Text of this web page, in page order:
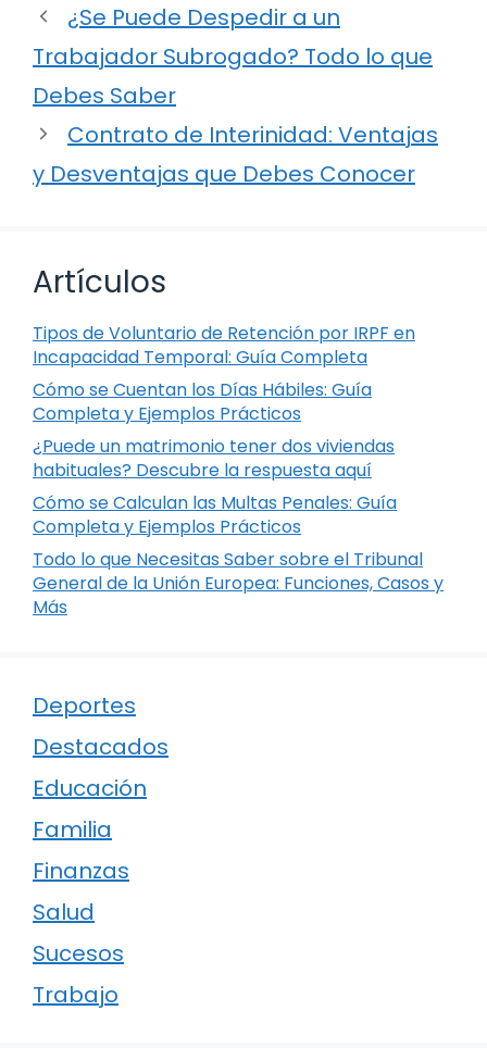
¿Se Puede Despedir a un
Trabajador Subrogado? Todo lo que
Debes Saber
Contrato de Interinidad: Ventajas
y Desventajas que Debes Conocer
Artículos
Tipos de Voluntario de Retención por IRPF en
Incapacidad Temporal: Guía Completa
Cómo se Cuentan los Días Hábiles: Guía
Completa y Ejemplos Prácticos
¿Puede un matrimonio tener dos viviendas
habituales? Descubre la respuesta aquí
Cómo se Calculan las Multas Penales: Guía
Completa y Ejemplos Prácticos
Todo lo que Necesitas Saber sobre el Tribunal
General de la Unión Europea: Funciones, Casos y
Más
Deportes
Destacados
Educación
Familia
Finanzas
Salud
Sucesos
Trabajo